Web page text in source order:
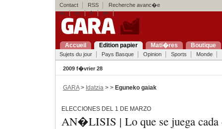
Contact RSS
Recherche avanc�e
eu
es fr en
Accueil Edition papier Mati�res Boutique
Sujets du jour Pays Basque Opinion Sports Monde
2009 f�vrier 28
GARA> Idatzia > > Eguneko gaiak
ELECCIONES DEL 1 DE MARZO
AN�LISIS | Lo que se juega cada